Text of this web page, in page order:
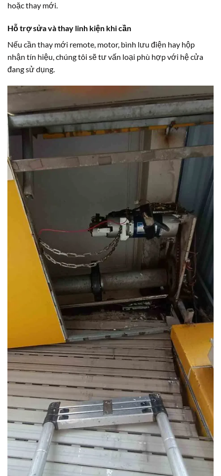
hoặc thay mới.
Hỗ trợ sửa và thay linh kiện khi cần
Nếu cần thay mới remote, motor, bình lưu điện hay hộp
nhận tín hiệu, chúng tôi sẽ tư vấn loại phù hợp với hệ cửa
đang sử dụng.